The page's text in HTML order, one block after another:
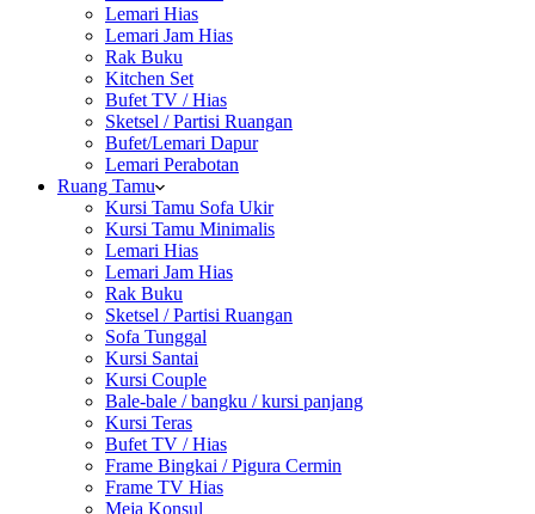
Lemari Hias
Lemari Jam Hias
Rak Buku
Kitchen Set
Bufet TV / Hias
Sketsel / Partisi Ruangan
Bufet/Lemari Dapur
Lemari Perabotan
Ruang Tamu
Kursi Tamu Sofa Ukir
Kursi Tamu Minimalis
Lemari Hias
Lemari Jam Hias
Rak Buku
Sketsel / Partisi Ruangan
Sofa Tunggal
Kursi Santai
Kursi Couple
Bale-bale / bangku / kursi panjang
Kursi Teras
Bufet TV / Hias
Frame Bingkai / Pigura Cermin
Frame TV Hias
Meja Konsul